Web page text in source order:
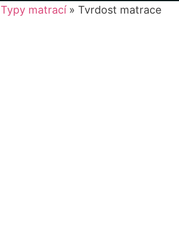
Typy matrací» Tvrdost matrace